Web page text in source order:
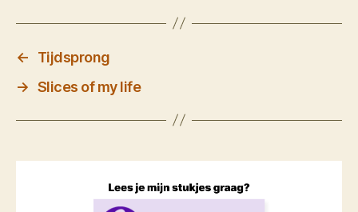
←
Tijdsprong
→ Slices of my life